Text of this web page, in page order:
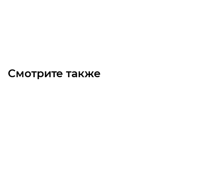
Смотрите также